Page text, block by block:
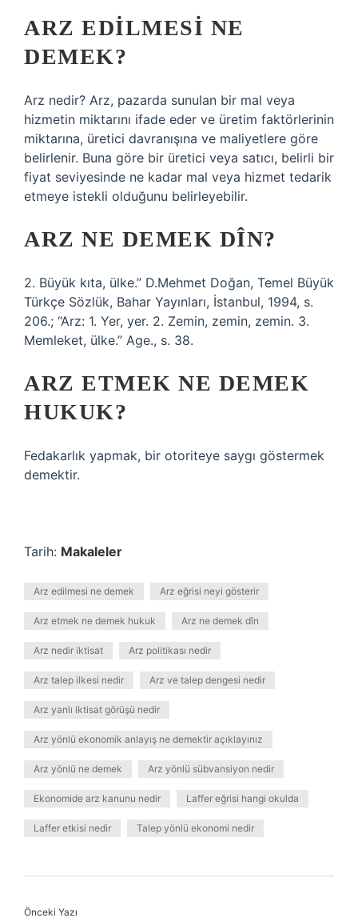
ARZ EDILMESI NE
DEMEK?
Arz nedir? Arz, pazarda sunulan bir mal veya
hizmetin miktarını ifade eder ve üretim faktörlerinin
miktarına, üretici davranışına ve maliyetlere göre
belirlenir. Buna göre bir üretici veya satıcı, belirli bir
fiyat seviyesinde ne kadar mal veya hizmet tedarik
etmeye istekli olduğunu belirleyebilir.
ARZ NE DEMEK DÎN?
2. Büyük kıta, ülke.” D.Mehmet Doğan, Temel Büyük
Türkçe Sözlük, Bahar Yayınları, İstanbul, 1994, s.
206.; “Arz: 1. Yer, yer. 2. Zemin, zemin, zemin. 3.
Memleket, ülke.” Age., s. 38.
ARZ ETMEK NE DEMEK
HUKUK?
Fedakarlık yapmak, bir otoriteye saygı göstermek
demektir.
Tarih: Makaleler
Arz edilmesi ne demek Arz eğrisi neyi gösterir
Arz etmek ne demek hukuk Arz ne demek dîn
Arz nedir iktisat Arz politikası nedir
Arz talep ilkesi nedir Arz ve talep dengesi nedir
Arz yanlı iktisat görüşü nedir
Arz yönlü ekonomik anlayış ne demektir açıklayınız
Arz yönlü ne demek Arz yönlü sübvansiyon nedir
Ekonomide arz kanunu nedir Laffer eğrisi hangi okulda
Laffer etkisi nedir Talep yönlü ekonomi nedir
Önceki Yazı